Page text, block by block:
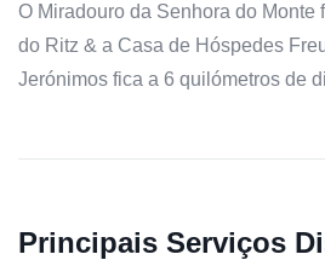
O Miradouro da Senhora do Monte
do Ritz & a Casa de Hóspedes
Jerónimos fica a 6 quilómetros de
Principais Serviços